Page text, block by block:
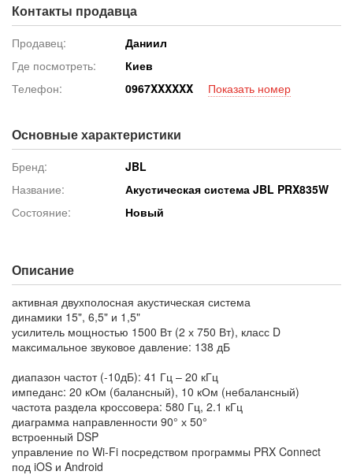
Контакты продавца
Продавец:
Даниил
Где посмотреть:
Киев
Телефон:
0967XXXXXX Показать номер
Основные характеристики
Бренд:
JBL
Название:
Акустическая система JBL PRX835W
Состояние:
Новый
Описание
активная двухполосная акустическая система
динамики 15", 6,5" и 1,5"
усилитель мощностью 1500 Вт (2 х 750 Вт), класс D
максимальное звуковое давление: 138 дБ
диапазон частот (-10дБ): 41 Гц – 20 кГц
импеданс: 20 кОм (балансный), 10 кОм (небалансный)
частота раздела кроссовера: 580 Гц, 2.1 кГц
диаграмма направленности 90° х 50°
встроенный DSP
управление по Wi-Fi посредством программы PRX Connect
под iOS и Android